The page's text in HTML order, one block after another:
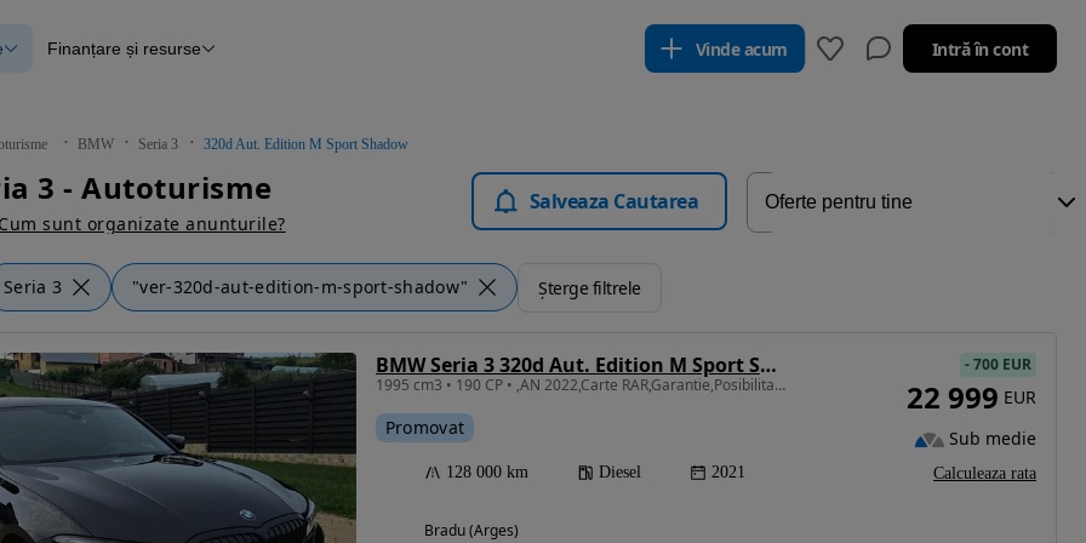
verificate
Blog Autovit.ro
Finanțare și resurse Vinde acum Intră în cont
BMW Seria 3 320d Aut. Edition M Sport Shadow
3 - Autoturisme
Cum sunt organizate anunturile?
Salveaza Cautarea
Seria 3 "ver-320d-aut-edition-m-sport-shadow" Șterge filtrele
BMW Seria 3 320d Aut. Edition M Sport Shadow
1995 cm3 • 190 CP • ,AN 2022,Carte RAR,Garantie,Posibilitate leasing
Promovat
128 000 km Diesel 2021
Bradu (Arges)
-700 EUR
22 999 EUR
Sub medie
Calculeaza rata